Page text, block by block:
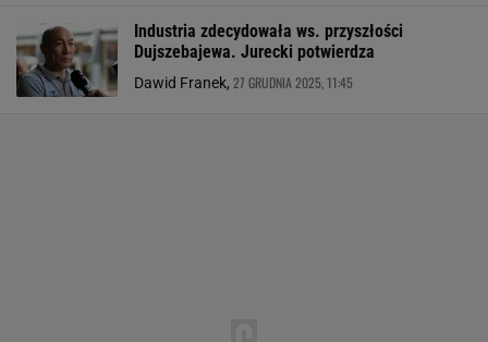
Industria zdecydowała ws. przyszłości
Dujszebajewa. Jurecki potwierdza
Dawid Franek, 27 GRUDNIA 2025, 11:45